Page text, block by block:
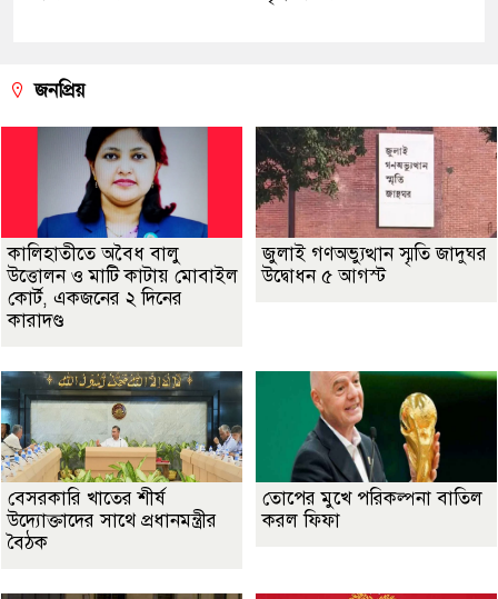
জনপ্রিয়
কালিহাতীতে অবৈধ বালু
উত্তোলন ও মাটি কাটায় মোবাইল
কোর্ট, একজনের ২ দিনের
কারাদণ্ড
জুলাই গণঅভ্যুত্থান স্মৃতি জাদুঘর
উদ্বোধন ৫ আগস্ট
বেসরকারি খাতের শীর্ষ
উদ্যোক্তাদের সাথে প্রধানমন্ত্রীর
বৈঠক
তোপের মুখে পরিকল্পনা বাতিল
করল ফিফা